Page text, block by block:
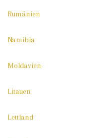
Rumänien
Namibia
Moldavien
Litauen
Lettland